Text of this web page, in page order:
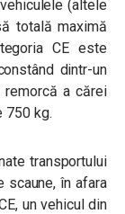
(altele
totală maximă
CE este
dintr-un
a cărei
750 kg.
transportului
scaune, în afara
un vehicul din